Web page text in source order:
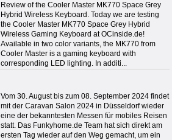
Review of the Cooler Master MK770 Space Grey
Hybrid Wireless Keyboard. Today we are testing
the Cooler Master MK770 Space Grey Hybrid
Wireless Gaming Keyboard at OCinside.de!
Available in two color variants, the MK770 from
Cooler Master is a gaming keyboard with
corresponding LED lighting. In additi...
Vom 30. August bis zum 08. September 2024 findet
mit der Caravan Salon 2024 in Düsseldorf wieder
eine der bekanntesten Messen für mobiles Reisen
statt. Das Funkyhome.de Team hat sich direkt am
ersten Tag wieder auf den Weg gemacht, um ein